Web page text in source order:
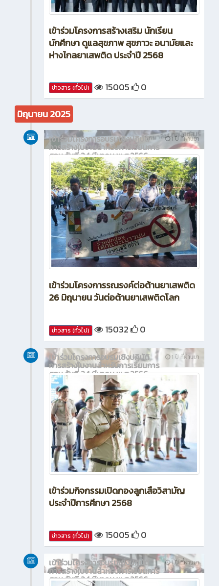
เข้าร่วมโครงการสร้างเสริม นักเรียน
นักศึกษา ดูแลสุขภาพ สุขภาวะ อนามัยและ
ห่างไกลยาเสพติด ประจำปี 2568
ข่าวสาร (ทั่วไป) 15005 0
มิถุนายน 2025
1 ปี ที่ผ่านมา
เข้าร่วมโครงการอบรมเชิงปฏิบัติ
การสร้างใบงานสำหรับการเรียนการ
สอน วันที่ 24 มีนาคม พ.ศ.2566
เข้าร่วมโครงการรณรงค์ต่อต้านยาเสพติด
26 มิถุนายน วันต่อต้านยาเสพติดโลก
ข่าวสาร (ทั่วไป) 15032 0
1 ปี ที่ผ่านมา
เข้าร่วมโครงการอบรมเชิงปฏิบัติ
การสร้างใบงานสำหรับการเรียนการ
สอน วันที่ 24 มีนาคม พ.ศ.2566
เข้าร่วมกิจกรรมเปิดกองลูกเสือวิสามัญ
ประจำปีการศึกษา 2568
ข่าวสาร (ทั่วไป) 15005 0
1 ปี ที่ผ่านมา
เข้าร่วมโครงการอบรมเชิงปฏิบัติ
การสร้างใบงานสำหรับการเรียนการ
สอน วันที่ 24 มีนาคม พ.ศ.2566